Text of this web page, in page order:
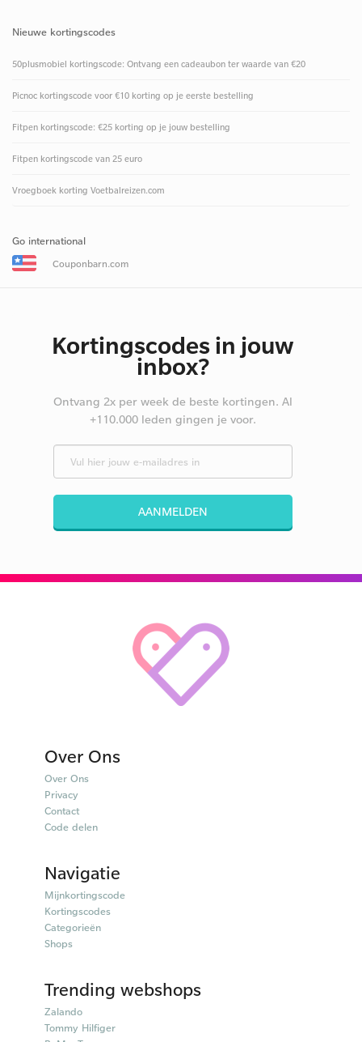
Nieuwe kortingscodes
50plusmobiel kortingscode: Ontvang een cadeaubon ter waarde van €20
Picnoc kortingscode voor €10 korting op je eerste bestelling
Fitpen kortingscode: €25 korting op je jouw bestelling
Fitpen kortingscode van 25 euro
Vroegboek korting Voetbalreizen.com
Go international
Couponbarn.com
Kortingscodes in jouw
inbox?
Ontvang 2x per week de beste kortingen. Al
+110.000 leden gingen je voor.
AANMELDEN
Over Ons
Over Ons
Privacy
Contact
Code delen
Navigatie
Mijnkortingscode
Kortingscodes
Categorieën
Shops
Trending webshops
Zalando
Tommy Hilfiger